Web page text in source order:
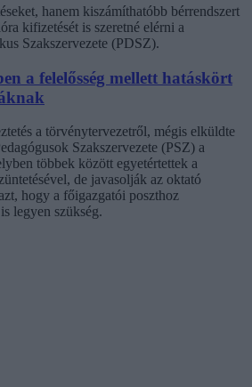
hanem kiszámíthatóbb bérrendszert
kifizetését is szeretné elérni a
Szakszervezete (PDSZ).
a felelősség mellett hatáskört
a törvénytervezetről, mégis elküldte
Szakszervezete (PSZ) a
többek között egyetértettek a
de javasolják az oktató
hogy a főigazgatói poszthoz
legyen szükség.